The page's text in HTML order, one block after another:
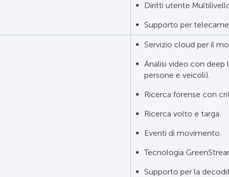
Diritti utente
Supporto per
Servizio cloud per il
Analisi video con
persone e veicoli).
Ricerca forense con
Ricerca volto e targa.
Eventi di movimento.
Tecnologia
Supporto per la